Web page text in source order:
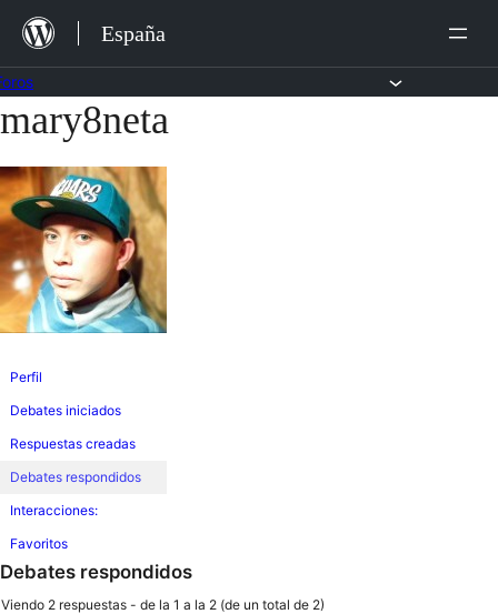
Saltar
contenido
España
Saltar
contenido
mary8neta
Perfil
Debates iniciados
Respuestas creadas
Debates respondidos
Interacciones:
Favoritos
Debates respondidos
Viendo 2 respuestas - de la 1 a la 2 (de un total de 2)